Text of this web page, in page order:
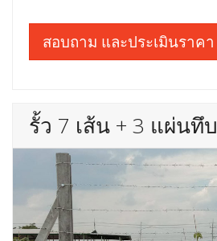
สอบถาม และประเมินราคา
รั้ว 7 เส้น + 3 แผ่นทึบ